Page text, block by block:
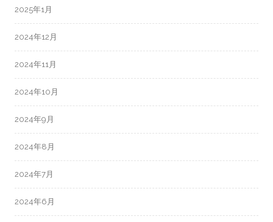
2025年1月
2024年12月
2024年11月
2024年10月
2024年9月
2024年8月
2024年7月
2024年6月